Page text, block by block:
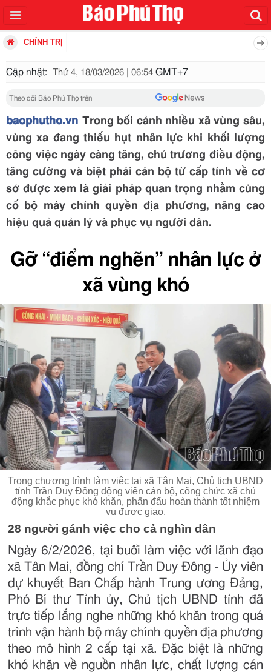
CHÍNH TRỊ
Cập nhật: Thứ 4, 18/03/2026 | 06:54 GMT+7
Theo dõi Báo Phú Thọ trên
baophutho.vn Trong bối cảnh nhiều xã vùng sâu,
vùng xa đang thiếu hụt nhân lực khi khối lượng
công việc ngày càng tăng, chủ trương điều động,
tăng cường và biệt phái cán bộ từ cấp tỉnh về cơ
sở được xem là giải pháp quan trọng nhằm củng
cố bộ máy chính quyền địa phương, nâng cao
hiệu quả quản lý và phục vụ người dân.
Gỡ “điểm nghẽn” nhân lực ở
xã vùng khó
Trong chương trình làm việc tại xã Tân Mai, Chủ tịch UBND
tỉnh Trần Duy Đông động viên cán bộ, công chức xã chủ
động khắc phục khó khăn, phấn đấu hoàn thành tốt nhiệm
vụ được giao.
28 người gánh việc cho cả nghìn dân
Ngày 6/2/2026, tại buổi làm việc với lãnh đạo
xã Tân Mai, đồng chí Trần Duy Đông - Ủy viên
dự khuyết Ban Chấp hành Trung ương Đảng,
Phó Bí thư Tỉnh ủy, Chủ tịch UBND tỉnh đã
trực tiếp lắng nghe những khó khăn trong quá
trình vận hành bộ máy chính quyền địa phương
theo mô hình 2 cấp tại xã. Đặc biệt là những
khó khăn về nguồn nhân lực, chất lượng cán